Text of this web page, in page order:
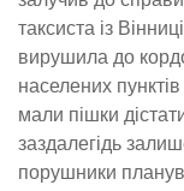
таксиста із
вирушила до
населених
мали пішки
заздалегідь
порушники